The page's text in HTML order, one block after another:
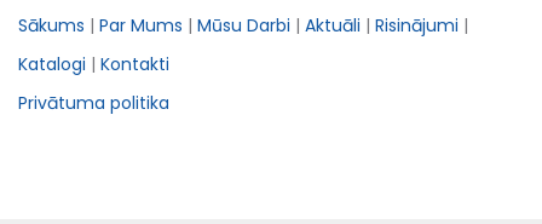
Sākums | Par Mums | Mūsu Darbi | Aktuāli | Risinājumi |
Katalogi | Kontakti
Privātuma politika